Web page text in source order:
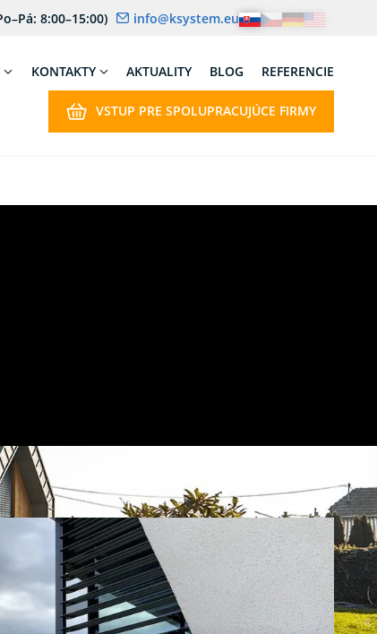
8:00–15:00) info@ksystem.eu
KONTAKTY AKTUALITY BLOG REFERENCIE
VSTUP PRE SPOLUPRACUJÚCE FIRMY